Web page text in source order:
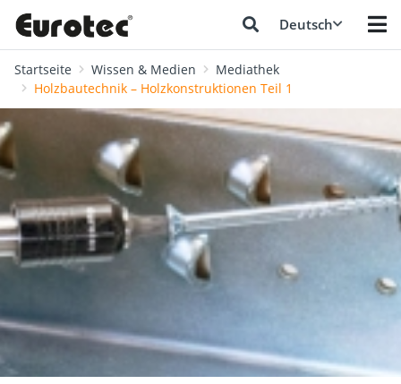
Deutsch
Startseite Wissen & Medien
Mediathek
Holzbautechnik – Holzkonstruktionen Teil 1